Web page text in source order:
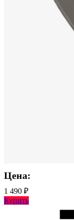
Цена:
1 490 ₽
Купить